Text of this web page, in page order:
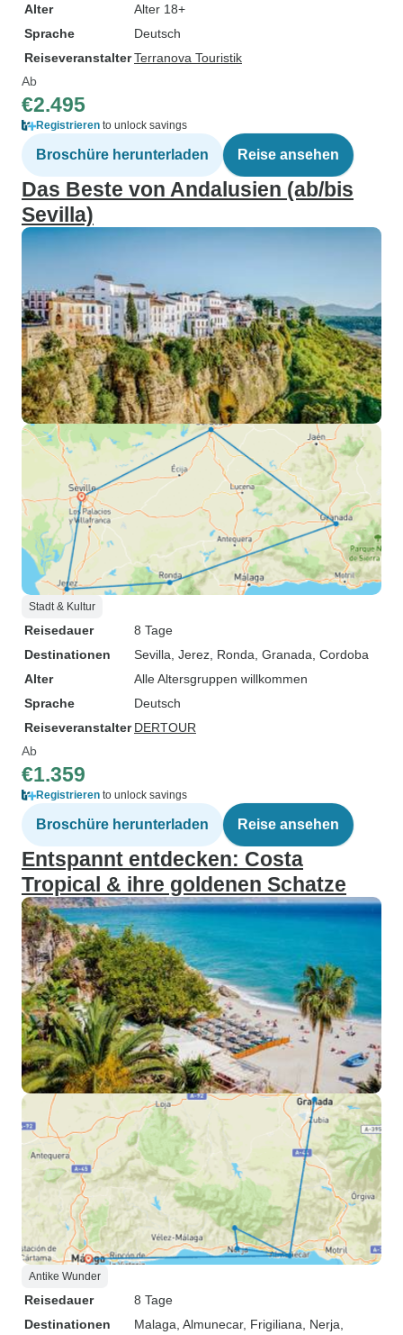
Alter
Alter 18+
Sprache
Deutsch
ReiseveranstalterTerranova Touristik
Ab
€2.495
Registrieren to unlock savings
Broschüre herunterladen Reise ansehen
Das Beste von Andalusien (ab/bis
Sevilla)
Stadt & Kultur
Reisedauer
8 Tage
Destinationen
Sevilla , Jerez , Ronda , Granada , Cordoba
Alter
Alle Altersgruppen willkommen
Sprache
Deutsch
Reiseveranstalter DERTOUR
Ab
€1.359
Registrieren to unlock savings
Broschüre herunterladen Reise ansehen
Entspannt entdecken: Costa
Tropical & ihre goldenen Schatze
Antike Wunder
Reisedauer
8 Tage
Destinationen
Malaga , Almunecar, Frigiliana , Nerja